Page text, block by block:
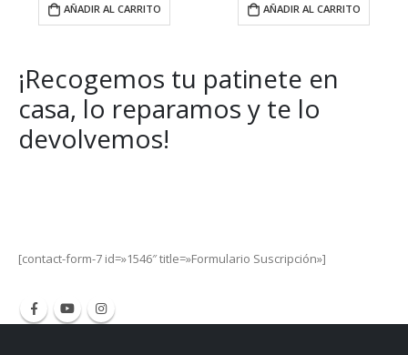
AÑADIR AL CARRITO AÑADIR AL CARRITO
¡Recogemos tu patinete en
casa, lo reparamos y te lo
devolvemos!
[contact-form-7 id=»1546″ title=»Formulario Suscripción»]